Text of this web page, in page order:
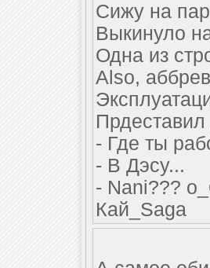
Сижу на
Выкинуло
Одна из
Also,
Прдеставил
- Где ты
- В Дэсу...
- Nani???
Кай_Saga